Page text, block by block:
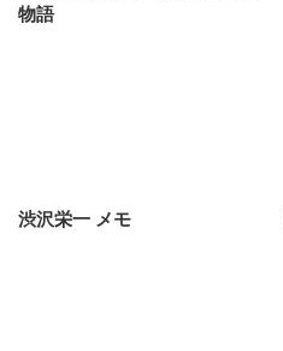
物語
渋沢栄一 メモ